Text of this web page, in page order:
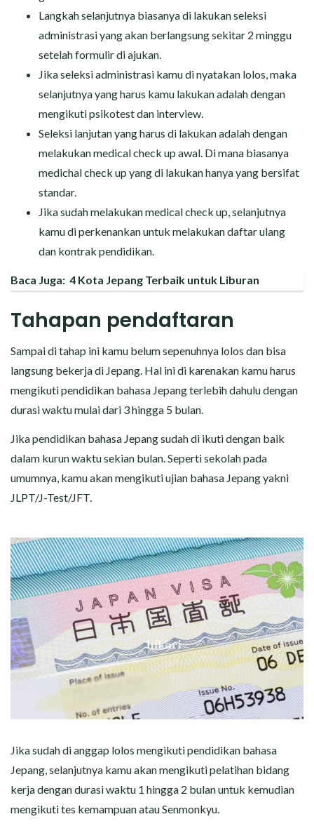
Langkah selanjutnya biasanya di lakukan seleksi
administrasi yang akan berlangsung sekitar 2 minggu
setelah formulir di ajukan.
Jika seleksi administrasi kamu di nyatakan lolos, maka
selanjutnya yang harus kamu lakukan adalah dengan
mengikuti psikotest dan interview.
Seleksi lanjutan yang harus di lakukan adalah dengan
melakukan medical check up awal. Di mana biasanya
medichal check up yang di lakukan hanya yang bersifat
standar.
Jika sudah melakukan medical check up, selanjutnya
kamu di perkenankan untuk melakukan daftar ulang
dan kontrak pendidikan.
Baca Juga: 4 Kota Jepang Terbaik untuk Liburan
Tahapan pendaftaran
Sampai di tahap ini kamu belum sepenuhnya lolos dan bisa
langsung bekerja di Jepang. Hal ini di karenakan kamu harus
mengikuti pendidikan bahasa Jepang terlebih dahulu dengan
durasi waktu mulai dari 3 hingga 5 bulan.
Jika pendidikan bahasa Jepang sudah di ikuti dengan baik
dalam kurun waktu sekian bulan. Seperti sekolah pada
umumnya, kamu akan mengikuti ujian bahasa Jepang yakni
JLPT/J-Test/JFT.
Jika sudah di anggap lolos mengikuti pendidikan bahasa
Jepang, selanjutnya kamu akan mengikuti pelatihan bidang
kerja dengan durasi waktu 1 hingga 2 bulan untuk kemudian
mengikuti tes kemampuan atau Senmonkyu.